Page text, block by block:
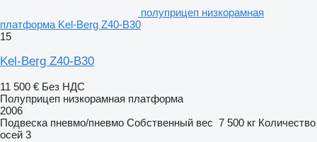
полуприцеп низкорамная
платформа Kel-Berg Z40-B30
15
Kel-Berg Z40-B30
11 500 € Без НДС
Полуприцеп низкорамная платформа
2006
Подвеска пневмо/пневмо Собственный вес 7 500 кг Количество
осей 3